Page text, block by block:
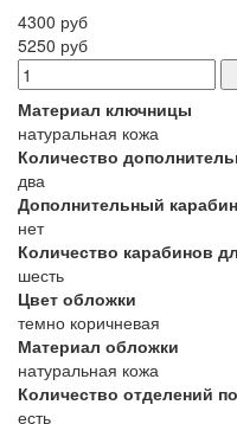
4300 руб
5250 руб
Материал ключницы
натуральная кожа
Количество
два
Дополнительный карабин
нет
Количество карабинов
шесть
Цвет обложки
темно коричневая
Материал обложки
натуральная кожа
Количество отделений
есть